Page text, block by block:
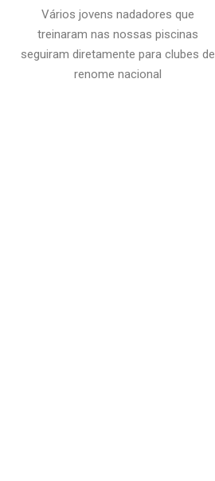
Vários jovens nadadores que
treinaram nas nossas piscinas
seguiram diretamente para clubes de
renome nacional